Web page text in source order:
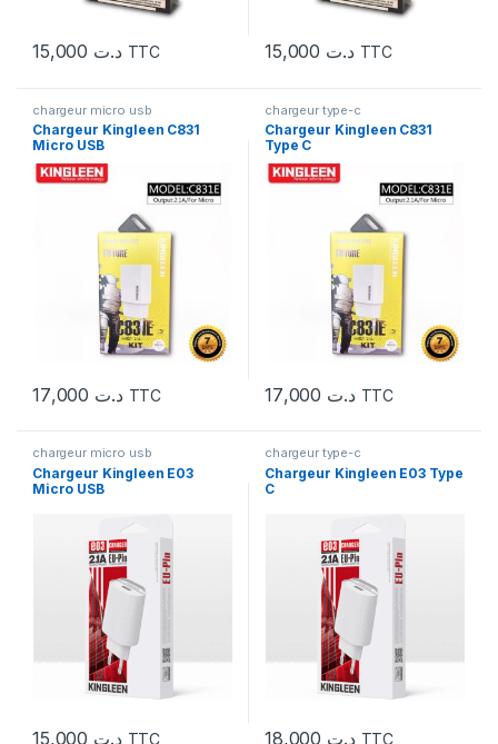
د.ت TTC د.ت TTC
chargeur micro usb
Chargeur Kingleen C831
Micro USB
د.ت TTC
chargeur type-c
Chargeur Kingleen C831
Type C
د.ت TTC
chargeur micro usb
Chargeur Kingleen E03
Micro USB
د.ت TTC
chargeur type-c
Chargeur Kingleen E03 Type
C
د.ت TTC